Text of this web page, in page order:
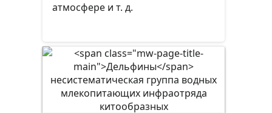
атмосфере и т. д.